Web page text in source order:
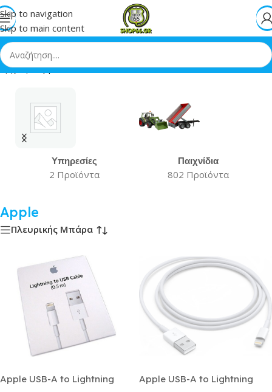
Skip to navigation
Skip to main content
Αρχική»Apple
Υπηρεσίες
2 Προϊόντα
Παιχνίδια
802 Προϊόντα
Apple
Πλευρικής Μπάρα
Apple USB-A to Lightning
Apple USB-A to Lightning